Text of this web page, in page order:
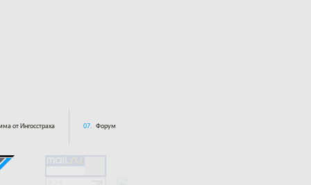
от Ингосстраха 07. Форум